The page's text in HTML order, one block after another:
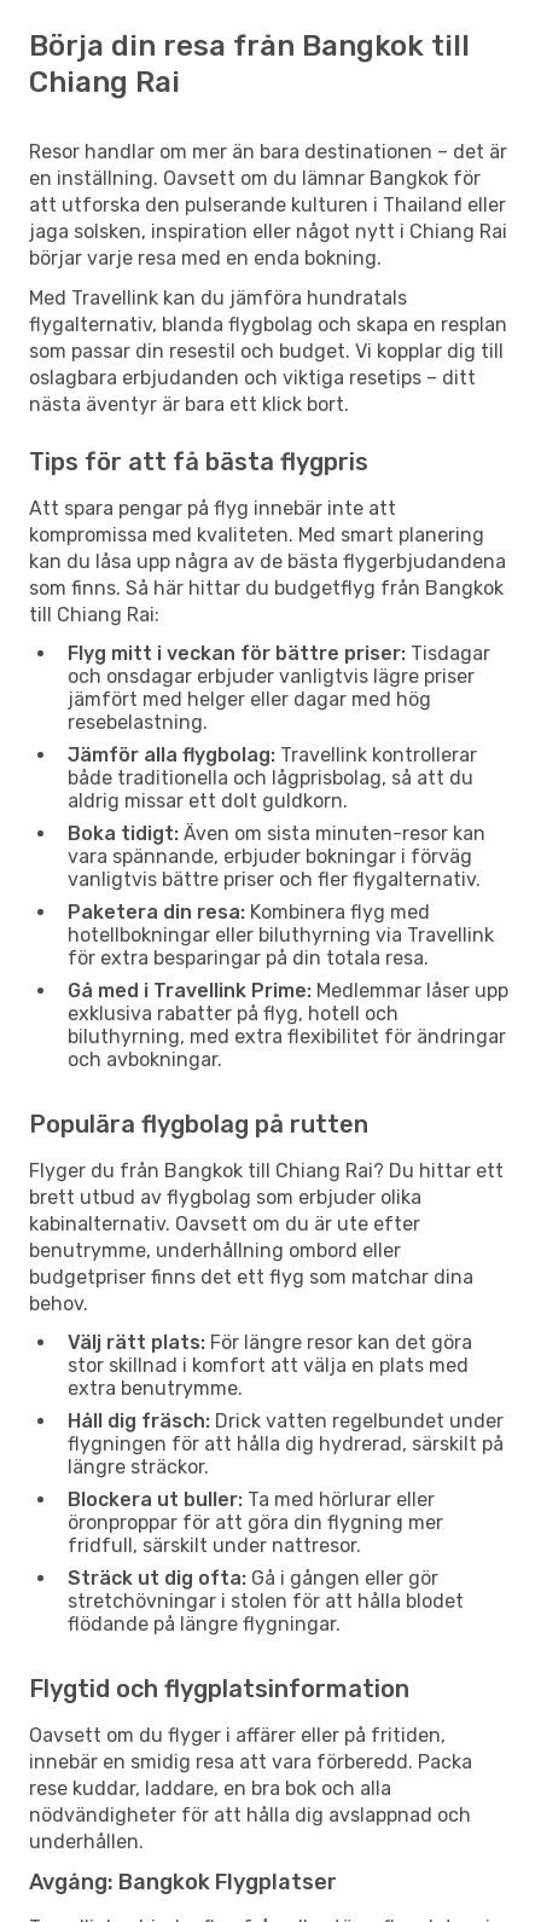
Börja din resa från Bangkok till
Chiang Rai
Resor handlar om mer än bara destinationen – det är
en inställning. Oavsett om du lämnar Bangkok för
att utforska den pulserande kulturen i Thailand eller
jaga solsken, inspiration eller något nytt i Chiang Rai
börjar varje resa med en enda bokning.
Med Travellink kan du jämföra hundratals
flygalternativ, blanda flygbolag och skapa en resplan
som passar din resestil och budget. Vi kopplar dig till
oslagbara erbjudanden och viktiga resetips – ditt
nästa äventyr är bara ett klick bort.
Tips för att få bästa flygpris
Att spara pengar på flyg innebär inte att
kompromissa med kvaliteten. Med smart planering
kan du låsa upp några av de bästa flygerbjudandena
som finns. Så här hittar du budgetflyg från Bangkok
till Chiang Rai:
Flyg mitt i veckan för bättre priser: Tisdagar
och onsdagar erbjuder vanligtvis lägre priser
jämfört med helger eller dagar med hög
resebelastning.
Jämför alla flygbolag: Travellink kontrollerar
både traditionella och lågprisbolag, så att du
aldrig missar ett dolt guldkorn.
Boka tidigt: Även om sista minuten-resor kan
vara spännande, erbjuder bokningar i förväg
vanligtvis bättre priser och fler flygalternativ.
Paketera din resa: Kombinera flyg med
hotellbokningar eller biluthyrning via Travellink
för extra besparingar på din totala resa.
Gå med i Travellink Prime: Medlemmar låser upp
exklusiva rabatter på flyg, hotell och
biluthyrning, med extra flexibilitet för ändringar
och avbokningar.
Populära flygbolag på rutten
Flyger du från Bangkok till Chiang Rai? Du hittar ett
brett utbud av flygbolag som erbjuder olika
kabinalternativ. Oavsett om du är ute efter
benutrymme, underhållning ombord eller
budgetpriser finns det ett flyg som matchar dina
behov.
Välj rätt plats: För längre resor kan det göra
stor skillnad i komfort att välja en plats med
extra benutrymme.
Håll dig fräsch: Drick vatten regelbundet under
flygningen för att hålla dig hydrerad, särskilt på
längre sträckor.
Blockera ut buller: Ta med hörlurar eller
öronproppar för att göra din flygning mer
fridfull, särskilt under nattresor.
Sträck ut dig ofta: Gå i gången eller gör
stretchövningar i stolen för att hålla blodet
flödande på längre flygningar.
Flygtid och flygplatsinformation
Oavsett om du flyger i affärer eller på fritiden,
innebär en smidig resa att vara förberedd. Packa
rese kuddar, laddare, en bra bok och alla
nödvändigheter för att hålla dig avslappnad och
underhållen.
Avgång: Bangkok Flygplatser